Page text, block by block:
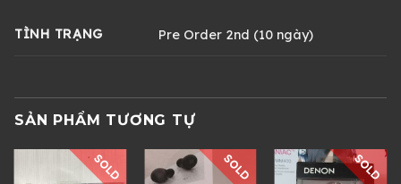
TÌNH TRẠNG Pre Order 2nd (10 ngày)
SẢN PHẨM TƯƠNG TỰ
SOLD SOLD SOLD